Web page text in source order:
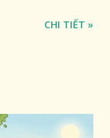
CHI TIẾT »